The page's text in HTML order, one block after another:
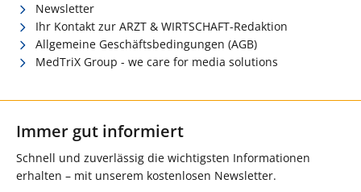
Newsletter
Ihr Kontakt zur ARZT & WIRTSCHAFT-Redaktion
Allgemeine Geschäftsbedingungen (AGB)
MedTriX Group - we care for media solutions
Immer gut informiert
Schnell und zuverlässig die wichtigsten Informationen
erhalten – mit unserem kostenlosen Newsletter.